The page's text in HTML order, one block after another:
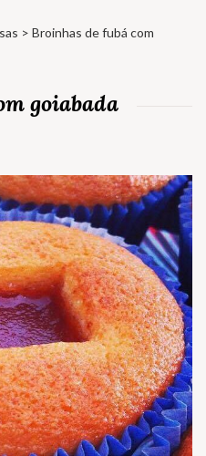
> Broinhas de fubá com
goiabada